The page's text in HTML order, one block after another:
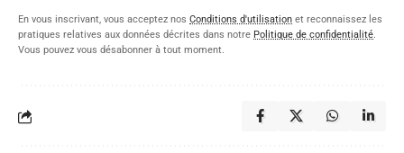
En vous inscrivant, vous acceptez nos Conditions d'utilisation et reconnaissez les
pratiques relatives aux données décrites dans notre Politique de confidentialité.
Vous pouvez vous désabonner à tout moment.